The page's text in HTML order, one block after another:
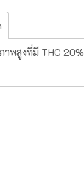
พสูงที่มี THC 20%